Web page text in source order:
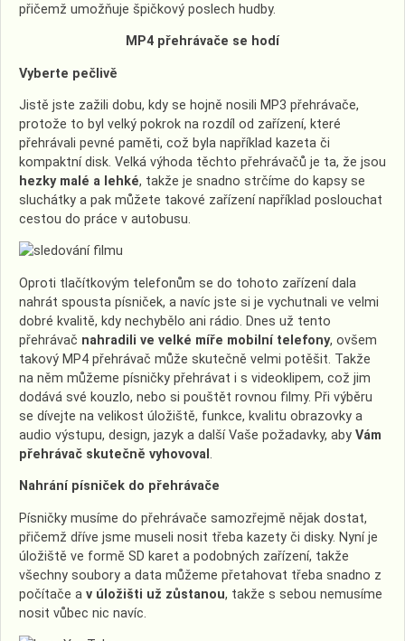
přičemž umožňuje špičkový poslech hudby.
MP4 přehrávače se hodí
Vyberte pečlivě
Jistě jste zažili dobu, kdy se hojně nosili MP3 přehrávače,
protože to byl velký pokrok na rozdíl od zařízení, které
přehrávali pevné paměti, což byla například kazeta či
kompaktní disk. Velká výhoda těchto přehrávačů je ta, že jsou
hezky malé a lehké, takže je snadno strčíme do kapsy se
sluchátky a pak můžete takové zařízení například poslouchat
cestou do práce v autobusu.
Oproti tlačítkovým telefonům se do tohoto zařízení dala
nahrát spousta písniček, a navíc jste si je vychutnali ve velmi
dobré kvalitě, kdy nechybělo ani rádio. Dnes už tento
přehrávač nahradili ve velké míře mobilní telefony, ovšem
takový MP4 přehrávač může skutečně velmi potěšit. Takže
na něm můžeme písničky přehrávat i s videoklipem, což jim
dodává své kouzlo, nebo si pouštět rovnou filmy. Při výběru
se dívejte na velikost úložiště, funkce, kvalitu obrazovky a
audio výstupu, design, jazyk a další Vaše požadavky, aby Vám
přehrávač skutečně vyhovoval .
Nahrání písniček do přehrávače
Písničky musíme do přehrávače samozřejmě nějak dostat,
přičemž dříve jsme museli nosit třeba kazety či disky. Nyní je
úložiště ve formě SD karet a podobných zařízení, takže
všechny soubory a data můžeme přetahovat třeba snadno z
počítače a v úložišti už zůstanou, takže s sebou nemusíme
nosit vůbec nic navíc.